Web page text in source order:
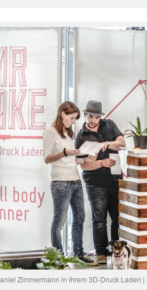
Zimmermann in ihrem 3D-Druck Laden